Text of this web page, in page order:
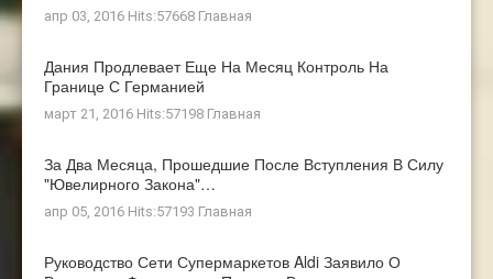
апр 03, 2016 Hits:57668 Главная
Дания Продлевает Еще На Месяц Контроль На
Границе С Германией
март 21, 2016 Hits:57198 Главная
За Два Месяца, Прошедшие После Вступления В Силу
"ювелирного Закона"…
апр 05, 2016 Hits:57193 Главная
Руководство Сети Супермаркетов Aldi Заявило О